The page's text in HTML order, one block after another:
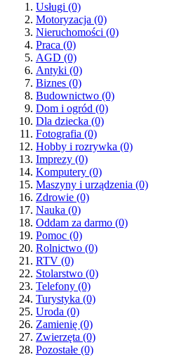
Usługi (0)
Motoryzacja (0)
Nieruchomości (0)
Praca (0)
AGD (0)
Antyki (0)
Biznes (0)
Budownictwo (0)
Dom i ogród (0)
Dla dziecka (0)
Fotografia (0)
Hobby i rozrywka (0)
Imprezy (0)
Komputery (0)
Maszyny i urządzenia (0)
Zdrowie (0)
Nauka (0)
Oddam za darmo (0)
Pomoc (0)
Rolnictwo (0)
RTV (0)
Stolarstwo (0)
Telefony (0)
Turystyka (0)
Uroda (0)
Zamienię (0)
Zwierzęta (0)
Pozostałe (0)